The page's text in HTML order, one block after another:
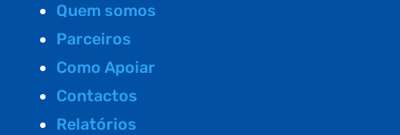
Quem somos
Parceiros
Como Apoiar
Contactos
Relatórios